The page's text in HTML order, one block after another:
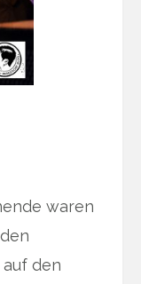
waren
den